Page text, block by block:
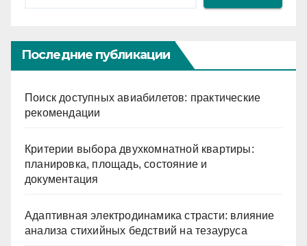
Последние публикации
Поиск доступных авиабилетов: практические
рекомендации
Критерии выбора двухкомнатной квартиры:
планировка, площадь, состояние и
документация
Адаптивная электродинамика страсти: влияние
анализа стихийных бедствий на тезауруса